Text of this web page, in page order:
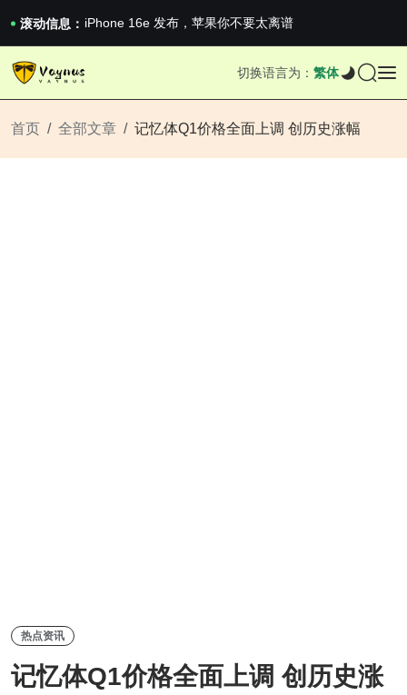
滚动信息： iPhone 16e 发布，苹果你不要太离谱
2026澳网男单收官：全满贯对上全满亚，德约...
《巅峰守卫 Highguard》正式上线，官...
切换语言为： 繁体
首页 全部文章 记忆体Q1价格全面上调 创历史涨幅
热点资讯
记忆体Q1价格全面上调 创历史涨